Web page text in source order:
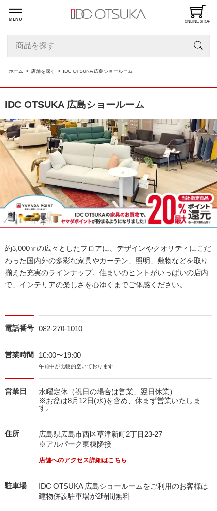
MENU ONLINE SHOP
ホーム 店舗を探す IDC OTSUKA 広島ショールーム
IDC OTSUKA 広島ショールーム
約3,000㎡の広々としたフロアに、デザインやクオリティにこだ
わった国内外の多彩な家具やカーテン、照明、敷物などを取り
揃えた充実のラインナップ。住まいのヒントがいっぱいの店内
で、インテリアの楽しさを心ゆくまでご体感ください。
電話番号 082-270-1010
営業時間 10:00〜19:00
午前中が比較的空いております
営業日
水曜定休（祝日の場合は営業、翌日休業）
※お盆は8月12日(水)を含め、休まず営業いたしま
す。
住所
広島県広島市西区草津新町2丁目23-27
※アルパーク東棟隣接
店舗へのアクセス詳細はこちら
駐車場
IDC OTSUKA 広島ショールームをご利用のお客様は
建物併設駐車場が2時間無料